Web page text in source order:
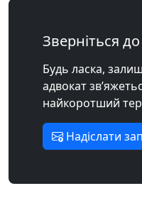
Зверніться
Будь ласка,
адвокат
найкоротший
Надіслати